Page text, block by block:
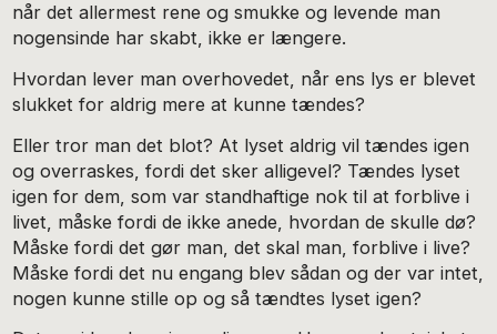
når det allermest rene og smukke og levende man
nogensinde har skabt, ikke er længere.
Hvordan lever man overhovedet, når ens lys er blevet
slukket for aldrig mere at kunne tændes?
Eller tror man det blot? At lyset aldrig vil tændes igen
og overraskes, fordi det sker alligevel? Tændes lyset
igen for dem, som var standhaftige nok til at forblive i
livet, måske fordi de ikke anede, hvordan de skulle dø?
Måske fordi det gør man, det skal man, forblive i live?
Måske fordi det nu engang blev sådan og der var intet,
nogen kunne stille op og så tændtes lyset igen?